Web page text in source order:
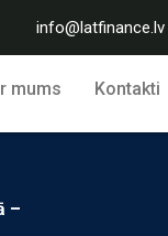
info@latfinance.lv
mums Kontakti
–